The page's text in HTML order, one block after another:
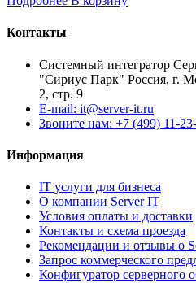
Контакты
Системный интегратор
"Сириус Парк" Россия, г.
2, стр. 9
E-mail: it@server-it.ru
Звоните нам: +7 (499) 11-
Информация
IT услуги для бизнеса
О компании Server IT
Условия оплаты и доставки
Контакты и схема проезда
Рекомендации и отзывы о
Запрос коммерческого
Конфигуратор серверного